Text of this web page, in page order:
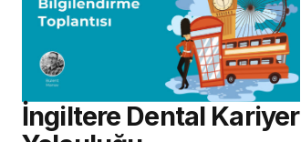
İngiltere Dental Kariyer